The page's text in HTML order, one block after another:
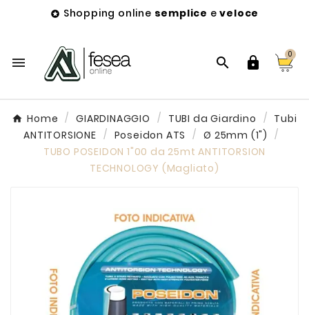
 Shopping online semplice eveloce
  
0
Home GIARDINAGGIO TUBI da Giardino
Tubi
ANTITORSIONE
Poseidon ATS
Ø 25mm (1")
TUBO POSEIDON 1"00 da 25mt ANTITORSION
TECHNOLOGY (Magliato)